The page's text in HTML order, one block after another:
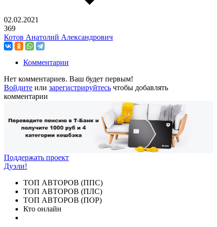
02.02.2021
369
Котов Анатолий Александрович
Комментарии
Нет комментариев. Ваш будет первым!
Войдите или зарегистрируйтесь чтобы добавлять
комментарии
Поддержать проект
Дуэли!
ТОП АВТОРОВ (ППС)
ТОП АВТОРОВ (ПЛС)
ТОП АВТОРОВ (ПОР)
Кто онлайн